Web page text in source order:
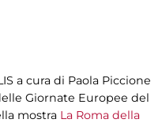
a cura di Paola Piccione
Giornate Europee del
mostra La Roma della